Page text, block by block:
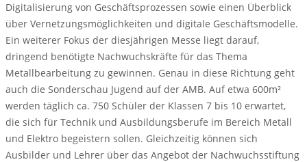
Digitalisierung von Geschäftsprozessen sowie einen Überblick
über Vernetzungsmöglichkeiten und digitale Geschäftsmodelle.
Ein weiterer Fokus der diesjährigen Messe liegt darauf,
dringend benötigte Nachwuchskräfte für das Thema
Metallbearbeitung zu gewinnen. Genau in diese Richtung geht
auch die Sonderschau Jugend auf der AMB. Auf etwa 600m²
werden täglich ca. 750 Schüler der Klassen 7 bis 10 erwartet,
die sich für Technik und Ausbildungsberufe im Bereich Metall
und Elektro begeistern sollen. Gleichzeitig können sich
Ausbilder und Lehrer über das Angebot der Nachwuchsstiftung